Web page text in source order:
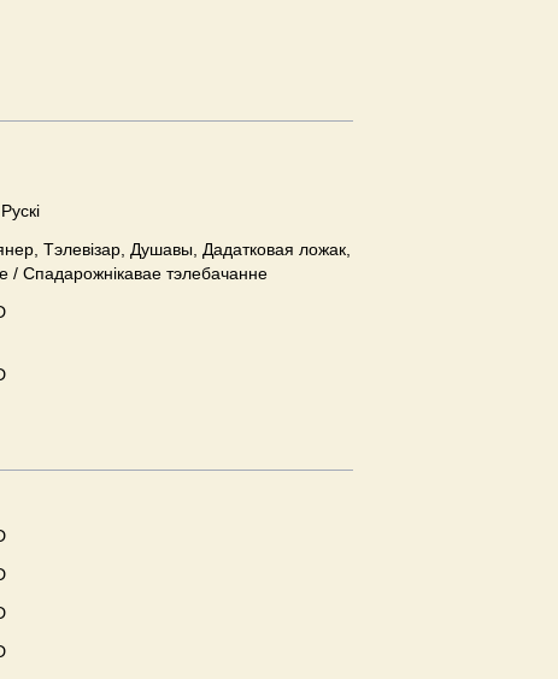
Тэлевізар, Душавы, Дадатковая ложак,
/ Спадарожнiкавае тэлебачанне